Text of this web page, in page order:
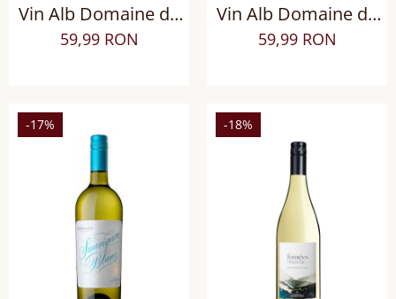
Vin Alb Domaine de
Targuerie Blanc Bio,
sec
59,99 RON
Vin Alb Domaine de
Targuerie Blanc
Selection Tardive,
59,99 RON
-17% -18%